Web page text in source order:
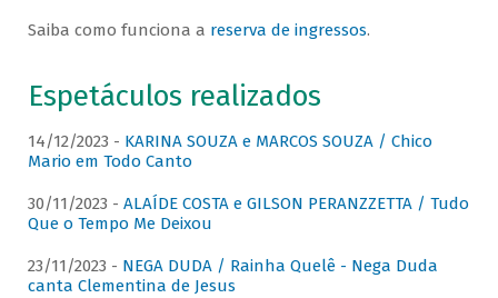
Saiba como funciona a reserva de ingressos.
Espetáculos realizados
14/12/2023 - KARINA SOUZA e MARCOS SOUZA / Chico
Mario em Todo Canto
30/11/2023 - ALAÍDE COSTA e GILSON PERANZZETTA / Tudo
Que o Tempo Me Deixou
23/11/2023 - NEGA DUDA / Rainha Quelê - Nega Duda
canta Clementina de Jesus